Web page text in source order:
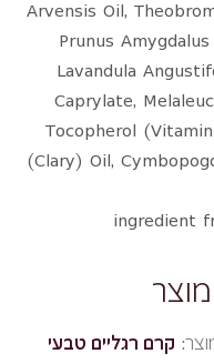
Arvensis Oil,
Prunus
Lavandula
Caprylate,
Tocopherol
(Clary) Oil,
קרם רגליים טבעי